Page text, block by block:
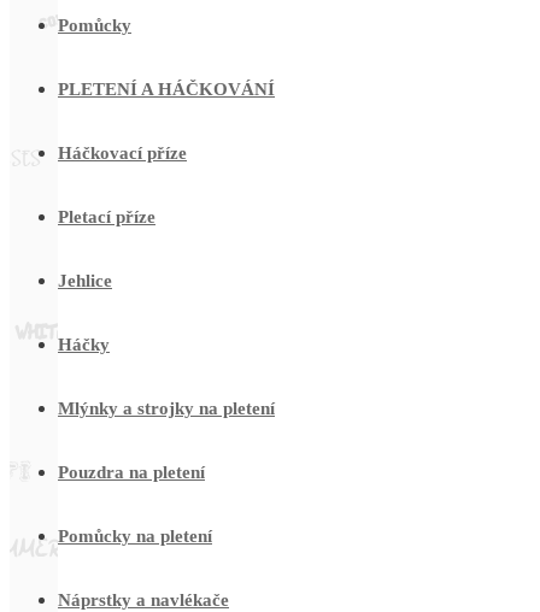
Pomůcky
PLETENÍ A HÁČKOVÁNÍ
Háčkovací příze
Pletací příze
Jehlice
Háčky
Mlýnky a strojky na pletení
Pouzdra na pletení
Pomůcky na pletení
Náprstky a navlékače